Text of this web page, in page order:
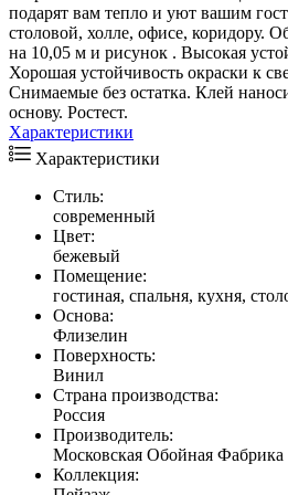
подарят вам тепло и уют вашим
столовой, холле, офисе, коридору.
на 10,05 м и рисунок . Высокая
Хорошая устойчивость окраски к
Снимаемые без остатка. Клей
основу. Ростест.
Характеристики
Характеристики
Стиль:
современный
Цвет:
бежевый
Помещение:
гостиная, спальня, кухня,
Основа:
Флизелин
Поверхность:
Винил
Страна производства:
Россия
Производитель:
Московская Обойная Фабрика
Коллекция: